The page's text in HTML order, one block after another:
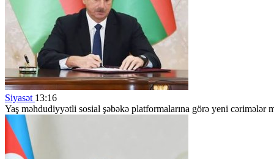
Siyasət 13:16
Yaş məhdudiyyətli sosial şəbəkə platformalarına görə yeni cərimələr